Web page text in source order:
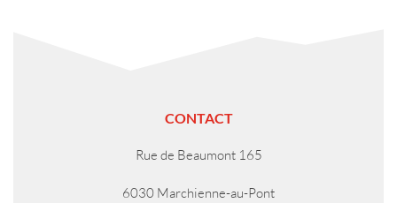
CONTACT
Rue de Beaumont 165
6030 Marchienne-au-Pont